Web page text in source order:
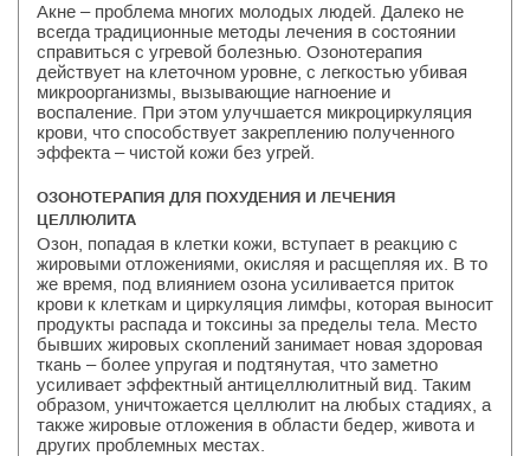
Акне – проблема многих молодых людей. Далеко не
всегда традиционные методы лечения в состоянии
справиться с угревой болезнью. Озонотерапия
действует на клеточном уровне, с легкостью убивая
микроорганизмы, вызывающие нагноение и
воспаление. При этом улучшается микроциркуляция
крови, что способствует закреплению полученного
эффекта – чистой кожи без угрей.
ОЗОНОТЕРАПИЯ ДЛЯ ПОХУДЕНИЯ И ЛЕЧЕНИЯ
ЦЕЛЛЮЛИТА
Озон, попадая в клетки кожи, вступает в реакцию с
жировыми отложениями, окисляя и расщепляя их. В то
же время, под влиянием озона усиливается приток
крови к клеткам и циркуляция лимфы, которая выносит
продукты распада и токсины за пределы тела. Место
бывших жировых скоплений занимает новая здоровая
ткань – более упругая и подтянутая, что заметно
усиливает эффектный антицеллюлитный вид. Таким
образом, уничтожается целлюлит на любых стадиях, а
также жировые отложения в области бедер, живота и
других проблемных местах.